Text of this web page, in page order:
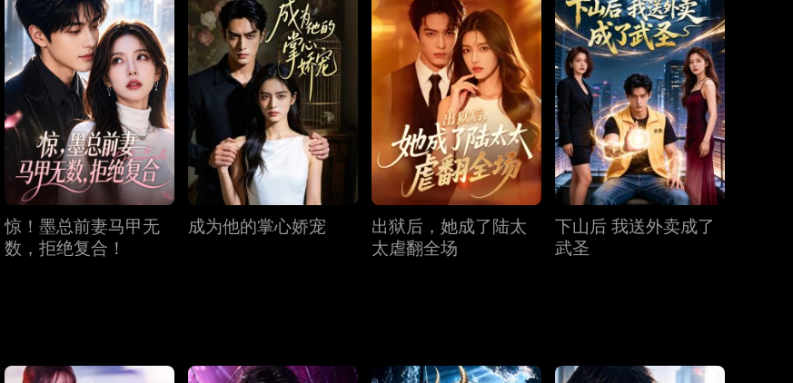
第22集 第23集 第24集
第25集 第26集 第27集
第29集 第30集
惊！墨总前妻马甲无
数，拒绝复合！
成为他的掌心娇宠
出狱后，她成了陆太
太虐翻全场
下山后 我送外卖成了
武圣